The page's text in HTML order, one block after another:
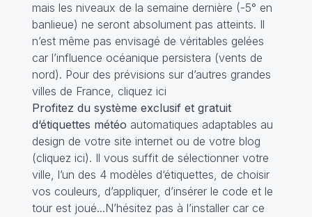
mais les niveaux de la semaine dernière (-5° en
banlieue) ne seront absolument pas atteints. Il
n’est même pas envisagé de véritables gelées
car l’influence océanique persistera (vents de
nord). Pour des prévisions sur d’autres grandes
villes de France, cliquez ici
Profitez du système exclusif et gratuit
d‘étiquettes météo automatiques adaptables au
design de votre site internet ou de votre blog
(cliquez ici). Il vous suffit de sélectionner votre
ville, l’un des 4 modèles d‘étiquettes, de choisir
vos couleurs, d’appliquer, d’insérer le code et le
tour est joué...N’hésitez pas à l’installer car ce